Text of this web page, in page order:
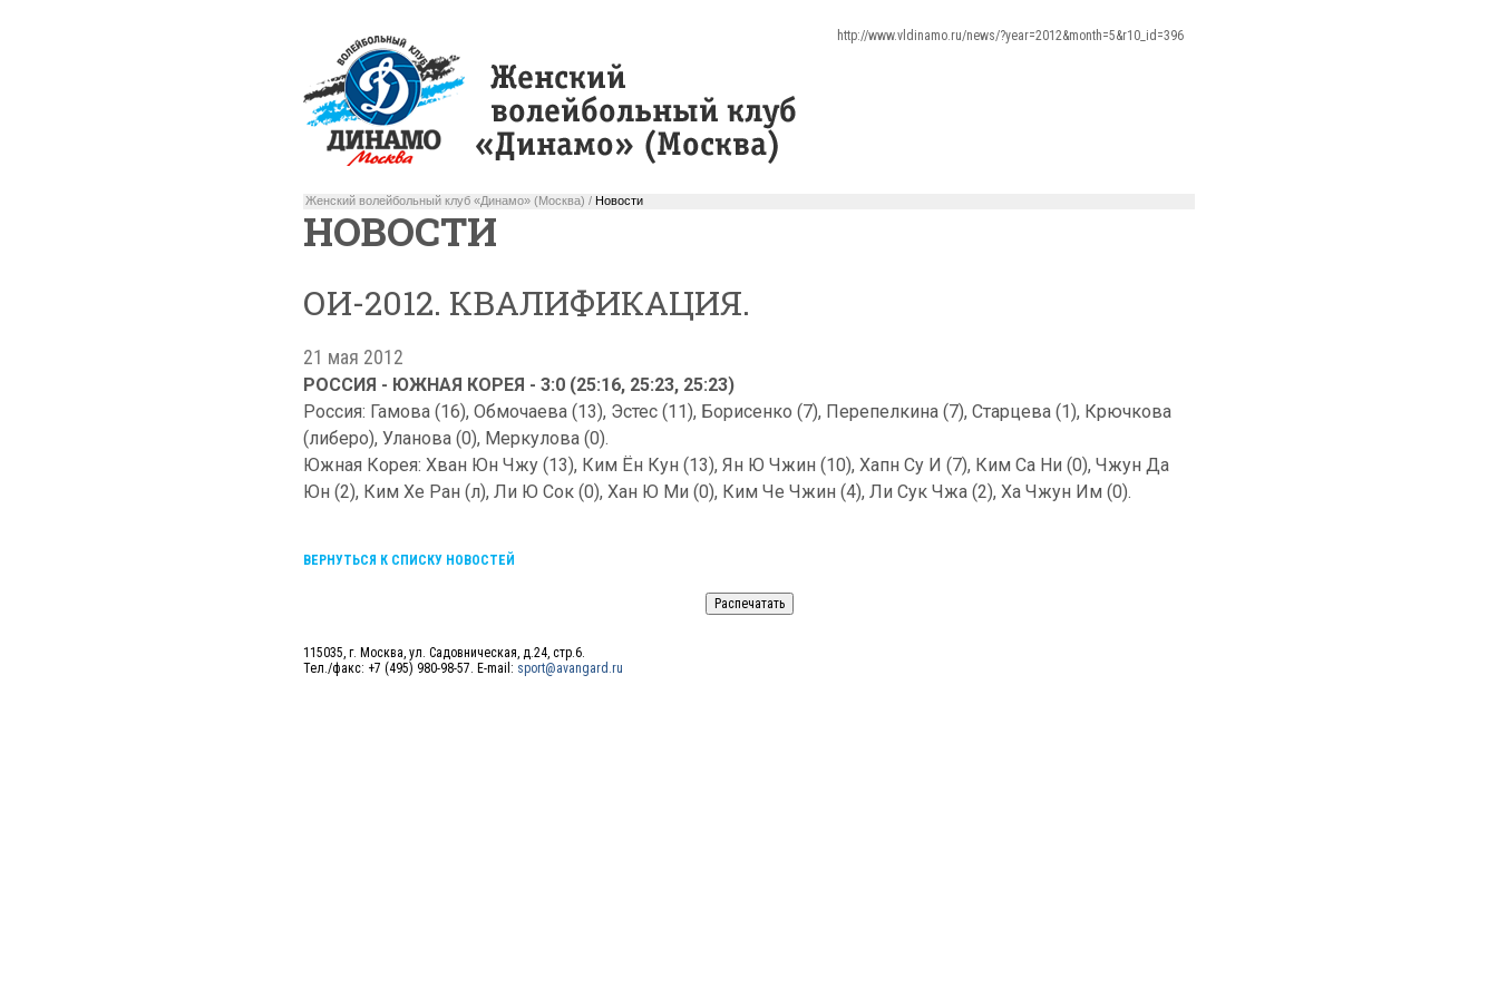
http://www.vldinamo.ru/news/?year=2012&month=5&r10_id=396
Женский волейбольный клуб «Динамо» (Москва) / Новости
НОВОСТИ
ОИ-2012. КВАЛИФИКАЦИЯ.
21 мая 2012
РОССИЯ - ЮЖНАЯ КОРЕЯ - 3:0 (25:16, 25:23, 25:23)
Россия: Гамова (16), Обмочаева (13), Эстес (11), Борисенко (7), Перепелкина (7), Старцева (1), Крючкова
(либеро), Уланова (0), Меркулова (0).
Южная Корея: Хван Юн Чжу (13), Ким Ён Кун (13), Ян Ю Чжин (10), Хапн Су И (7), Ким Са Ни (0), Чжун Да
Юн (2), Ким Хе Ран (л), Ли Ю Сок (0), Хан Ю Ми (0), Ким Че Чжин (4), Ли Сук Чжа (2), Ха Чжун Им (0).
ВЕРНУТЬСЯ К СПИСКУ НОВОСТЕЙ
115035, г. Москва, ул. Садовническая, д.24, стр.6.
Тел./факс: +7 (495) 980-98-57. E-mail: sport@avangard.ru